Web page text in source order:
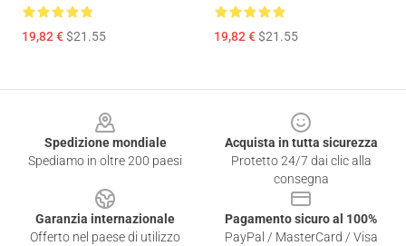
19,82 €$21.55 19,82 €$21.55
Spedizione mondiale
Spediamo in oltre 200 paesi
Acquista in tutta sicurezza
Protetto 24/7 dai clic alla
consegna
Garanzia internazionale
Offerto nel paese di utilizzo
Pagamento sicuro al 100%
PayPal / MasterCard / Visa